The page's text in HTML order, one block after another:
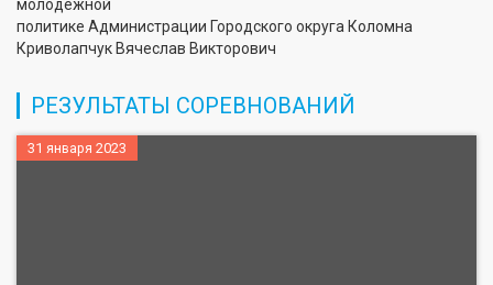
молодежной
политике Администрации Городского округа Коломна
Криволапчук Вячеслав Викторович
РЕЗУЛЬТАТЫ СОРЕВНОВАНИЙ
31 января 2023